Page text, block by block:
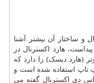
و ساختار آن بیشتر آشنا
هارد اکسترنال در
(هارد دیسک) را دارد که
لپ تاپ استفاده شده است و
دی اکسترنال گفته می